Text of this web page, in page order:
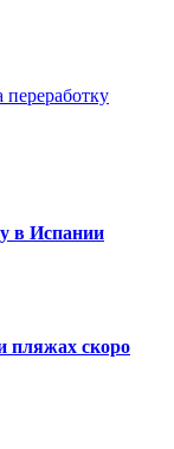
в Испании
пляжах скоро